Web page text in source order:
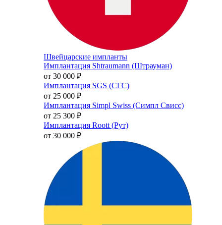
Швейцарские импланты
Имплантация Shtraumann (Штрауман)
от 30 000 ₽
Имплантация SGS (СГС)
от 25 000 ₽
Имплантация Simpl Swiss (Симпл Свисс)
от 25 300 ₽
Имплантация Roott (Рут)
от 30 000 ₽